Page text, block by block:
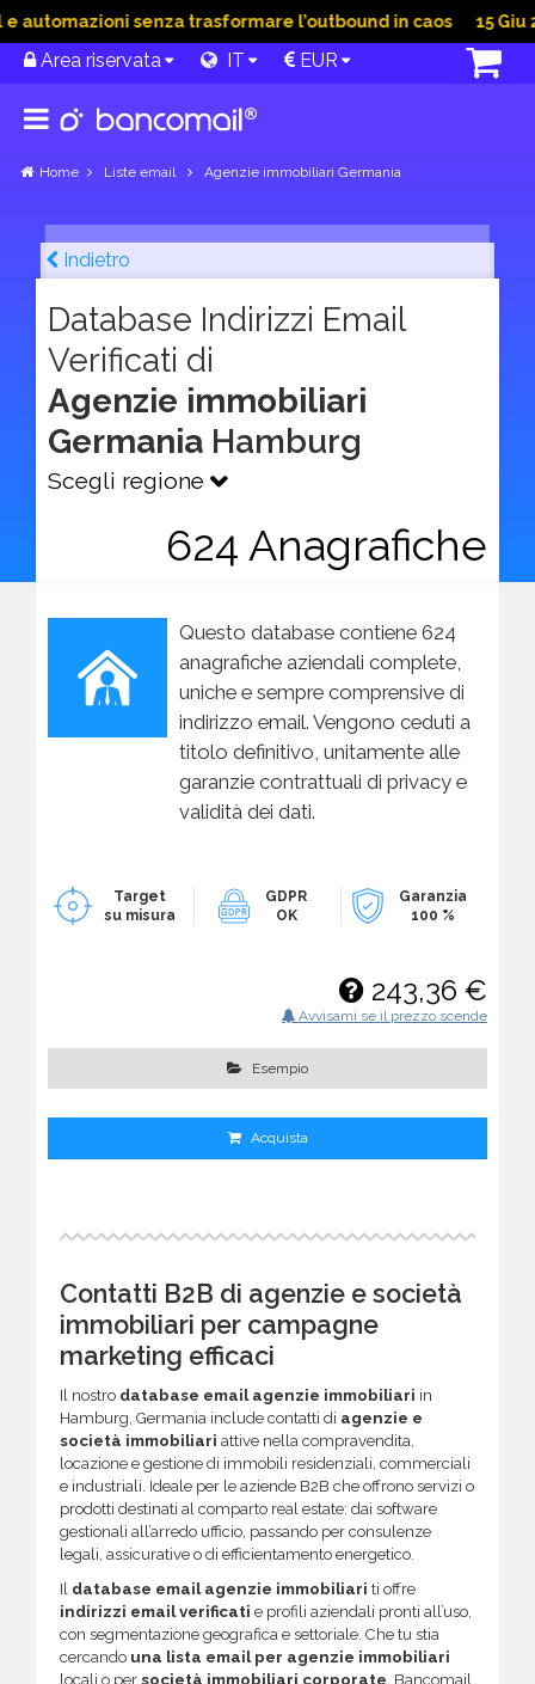
senza trasformare l’outbound in caos 15 Giu
Area riservata IT EUR
Home Liste email Agenzie immobiliari Germania
Indietro
Database Indirizzi Email
Verificati di
Agenzie immobiliari
Germania Hamburg
Scegli regione
624 Anagrafiche
Questo database contiene 624
anagrafiche aziendali complete,
uniche e sempre comprensive di
indirizzo email. Vengono ceduti a
titolo definitivo, unitamente alle
garanzie contrattuali di privacy e
validità dei dati.
Target
su misura
GDPR
OK
Garanzia
100 %
243,36 €
Avvisami se il prezzo scende
Esempio
Acquista
Contatti B2B di agenzie e società
immobiliari per campagne
marketing efficaci
Il nostro database email agenzie immobiliari in
Hamburg, Germania include contatti di agenzie e
società immobiliari attive nella compravendita,
locazione e gestione di immobili residenziali, commerciali
e industriali. Ideale per le aziende B2B che offrono servizi o
prodotti destinati al comparto real estate: dai software
gestionali all’arredo ufficio, passando per consulenze
legali, assicurative o di efficientamento energetico.
Il database email agenzie immobiliari ti offre
indirizzi email verificati e profili aziendali pronti all’uso,
con segmentazione geografica e settoriale. Che tu stia
cercando una lista email per agenzie immobiliari
locali o per società immobiliari corporate, Bancomail